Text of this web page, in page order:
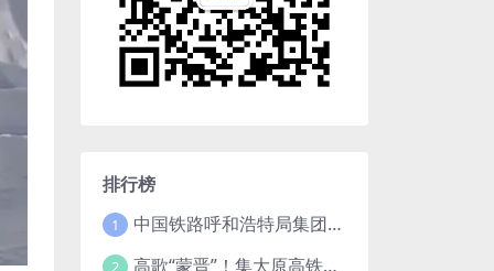
排行榜
1 中国铁路呼和浩特局集团有限公司2025年招聘高校毕业生公告（1月15日截止）
2 高歌“蒙晋”！集大原高铁开通运营